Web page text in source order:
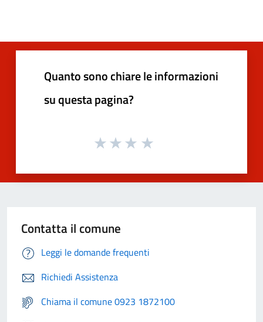
Quanto sono chiare le informazioni
su questa pagina?
Contatta il comune
Leggi le domande frequenti
Richiedi Assistenza
Chiama il comune 0923 1872100